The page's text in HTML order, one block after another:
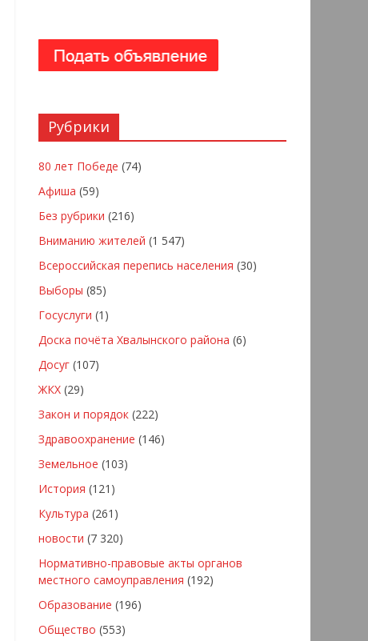
Рубрики
80 лет Победе (74)
Афиша (59)
Без рубрики (216)
Вниманию жителей (1 547)
Всероссийская перепись населения (30)
Выборы (85)
Госуслуги (1)
Доска почёта Хвалынского района (6)
Досуг (107)
ЖКХ (29)
Закон и порядок (222)
Здравоохранение (146)
Земельное (103)
История (121)
Культура (261)
новости (7 320)
Нормативно-правовые акты органов
местного самоуправления (192)
Образование (196)
Общество (553)